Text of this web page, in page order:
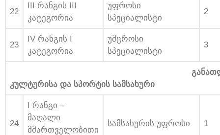
22
III რანგის III
კატეგორია
უფროსი
სპეციალისტი
2
23
IV რანგის I
კატეგორია
უმცროსი
სპეციალისტი
3
კულტურისა და სპორტის სამსახური
24
I რანგი –
მაღალი
მმართველობითი
სამსახურის უფროსი 1